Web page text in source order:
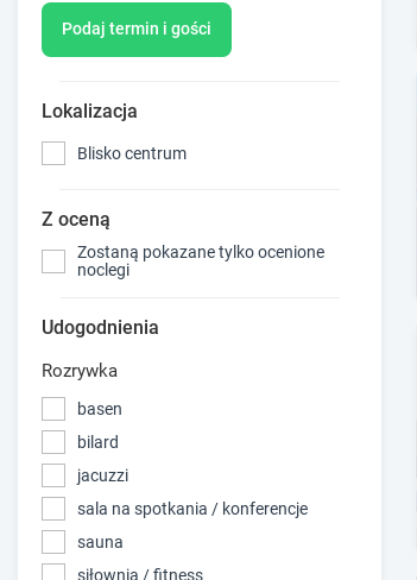
Podaj termin i gości
Lokalizacja
Blisko centrum
Z oceną
Zostaną pokazane tylko ocenione
noclegi
Udogodnienia
Rozrywka
basen
bilard
jacuzzi
sala na spotkania / konferencje
sauna
siłownia / fitness